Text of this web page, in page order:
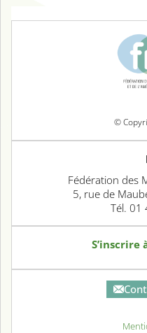
©
Fédération des
5, rue de
Tél. 01